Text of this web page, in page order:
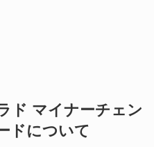
ド マイナーチェン
ドについて